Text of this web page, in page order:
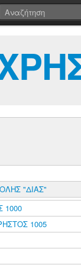
"ΔΙΑΣ"
1005